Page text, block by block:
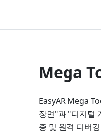
Mega
EasyAR Mega
장면"과 "디지털
증 및 원격 디버